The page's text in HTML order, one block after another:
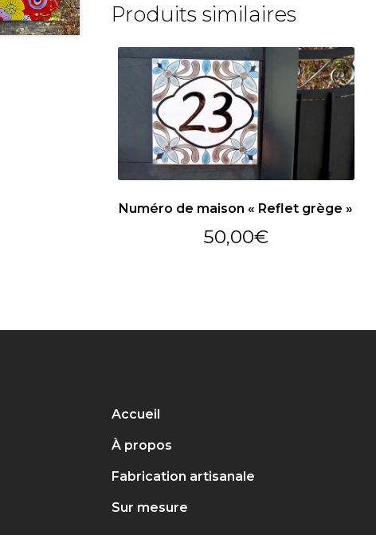
Produits similaires
Numéro de maison « Reflet grège »
50,00€
Accueil
À propos
Fabrication artisanale
Sur mesure